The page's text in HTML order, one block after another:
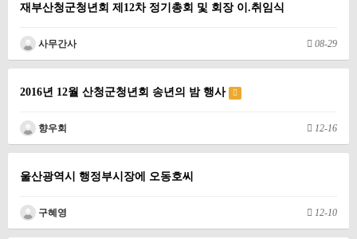
재부산청군청년회 제12차 정기총회 및 회장 이.취임식
사무간사 08-29
2016년 12월 산청군청년회 송년의 밤 행사
향우회 12-16
울산광역시 행정부시장에 오동호씨
구혜영 12-10